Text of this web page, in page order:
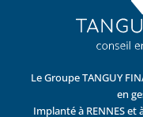
Le Groupe TANGUY
en
Implanté à RENNES et